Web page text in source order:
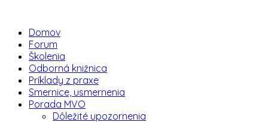
Domov
Forum
Školenia
Odborná knižnica
Príklady z praxe
Smernice, usmernenia
Porada MVO
Dôležité upozornenia